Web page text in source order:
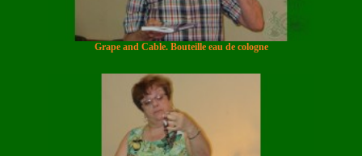
Grape and Cable. Bouteille eau de cologne